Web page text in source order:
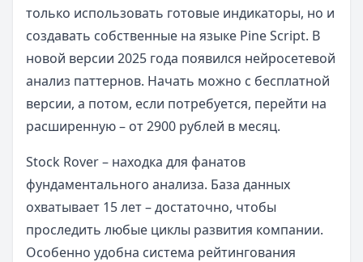
только использовать готовые индикаторы, но и
создавать собственные на языке Pine Script. В
новой версии 2025 года появился нейросетевой
анализ паттернов. Начать можно с бесплатной
версии, а потом, если потребуется, перейти на
расширенную – от 2900 рублей в месяц.
Stock Rover – находка для фанатов
фундаментального анализа. База данных
охватывает 15 лет – достаточно, чтобы
проследить любые циклы развития компании.
Особенно удобна система рейтингования